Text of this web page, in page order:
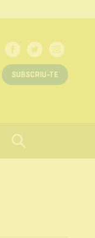
SUBSCRIU-TE
CERCAR